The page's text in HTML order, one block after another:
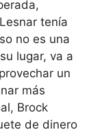
tenía
no es una
lugar, va a
un
más
Brock
de dinero